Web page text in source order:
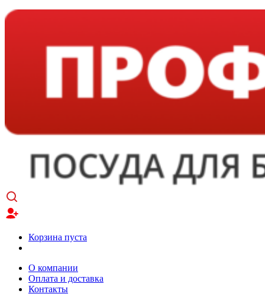
Корзина пуста
О компании
Оплата и доставка
Контакты